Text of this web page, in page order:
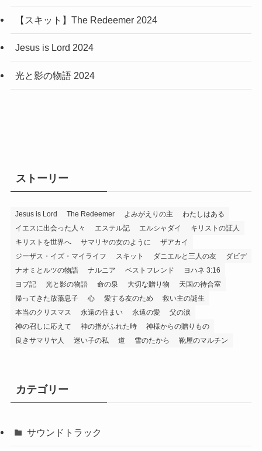
【スキット】The Redeemer 2024
Jesus is Lord 2024
光と影の物語 2024
ストーリー
Jesus is Lord The Redeemer よみがえりの主
わたしはある
イエスに出会った人々
エステル記 エルシャダイ
キリストの証人
キリストを世界へ
サマリヤの女のように
ザアカイ
ジーザス・イズ・マイライフ
スキット ダニエルと三人の友
ダビデ
ナオミとルツの物語
ナルニア ベストフレンド
ヨハネ 3:16
ヨブ記
光と影の物語 命の泉 大切な贈り物
天国の待合室
帰ってきた放蕩息子
心 愛する友のため
救い主の誕生
本当のクリスマス
永遠の住まい 永遠の愛
父の涙
神の召しに応えて
神の指がふれた時
神様からの贈りもの
良きサマリヤ人
迷い子の私 道 雪のたから 靴屋のマルチン
カテゴリー
サウンドトラック